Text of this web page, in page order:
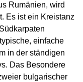
Rumänien, wird
Es ist ein Kreistanz
einfache
in der ständigen
Das Besondere
bulgarischer